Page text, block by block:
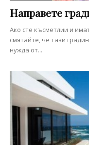
Направете
Ако сте късметлии и
смятайте, че тази
нужда от...